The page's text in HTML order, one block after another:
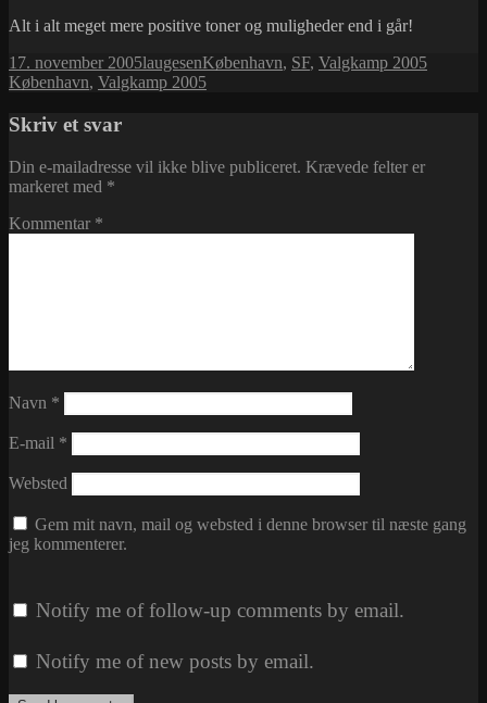
Alt i alt meget mere positive toner og muligheder end i går!
Udgivet
i
17. november 2005Forfatter
laugesenKategorier
København, SF, Valgkamp 2005Tags
København, Valgkamp 2005
Skriv et svar
Din e-mailadresse vil ikke blive publiceret. Krævede felter er
markeret med *
Kommentar *
Navn *
E-mail *
Websted
Gem mit navn, mail og websted i denne browser til næste gang
jeg kommenterer.
Notify me of follow-up comments by email.
Notify me of new posts by email.